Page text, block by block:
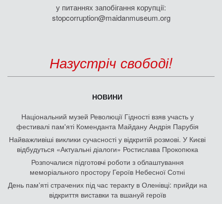
у питаннях запобігання корупції:
stopcorruption@maidanmuseum.org
Назустріч свободі!
НОВИНИ
Національний музей Революції Гідності взяв участь у
фестивалі пам'яті Коменданта Майдану Андрія Парубія
Найважливіші виклики сучасності у відкритій розмові. У Києві
відбудуться «Актуальні діалоги» Ростислава Прокопюка
Розпочалися підготовчі роботи з облаштування
меморіального простору Героїв Небесної Сотні
День памʼяті страчених під час теракту в Оленівці: прийди на
відкриття виставки та вшануй героїв